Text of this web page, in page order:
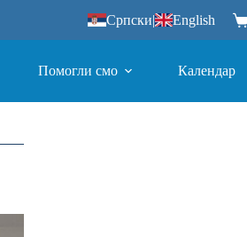
Српски| English
Помогли смо Календар